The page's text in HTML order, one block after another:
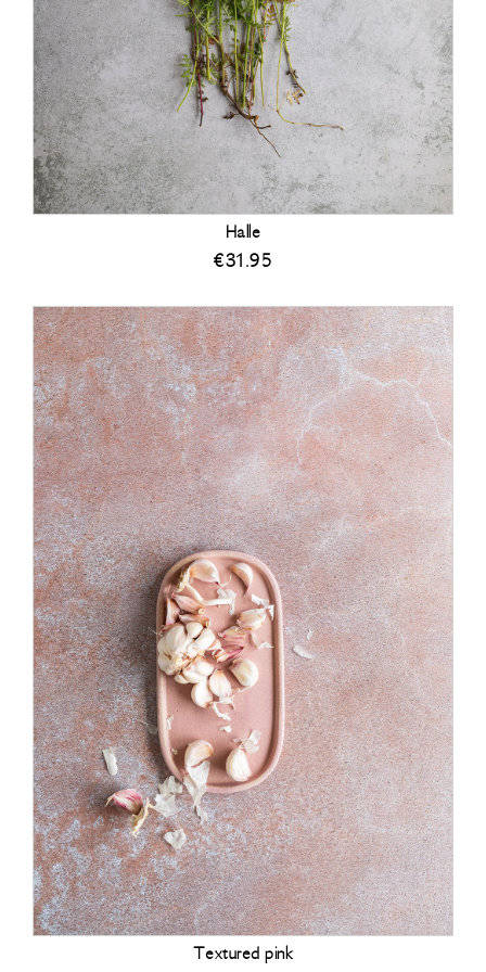
Halle
€31.95
Textured pink